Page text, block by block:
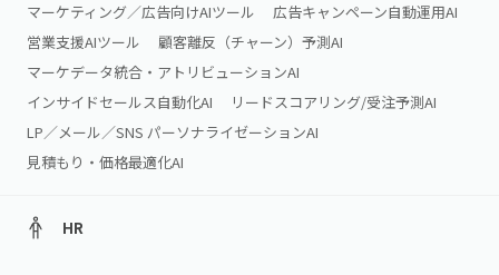
マーケティング／広告向けAIツール
広告キャンペーン自動運用AI
営業支援AIツール
顧客離反（チャーン）予測AI
マーケデータ統合・アトリビューションAI
インサイドセールス自動化AI
リードスコアリング/受注予測AI
LP／メール／SNS パーソナライゼーションAI
見積もり・価格最適化AI
HR